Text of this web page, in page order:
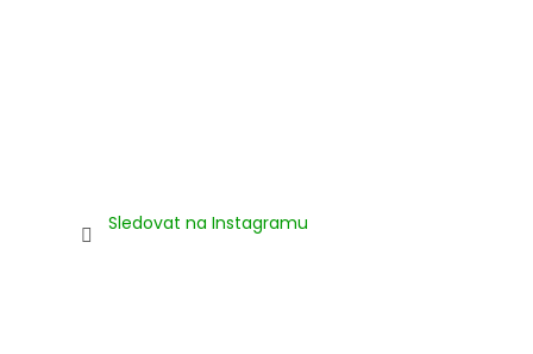
Sledovat na Instagramu